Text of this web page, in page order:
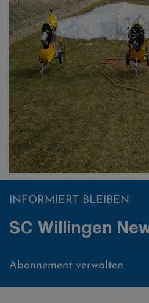
INFORMIERT BLEIBEN
SC Willingen
Abonnement verwalten